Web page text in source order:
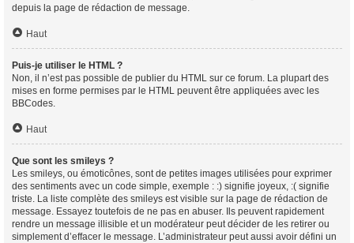
depuis la page de rédaction de message.
Haut
Puis-je utiliser le HTML ?
Non, il n’est pas possible de publier du HTML sur ce forum. La plupart des
mises en forme permises par le HTML peuvent être appliquées avec les
BBCodes.
Haut
Que sont les smileys ?
Les smileys, ou émoticônes, sont de petites images utilisées pour exprimer
des sentiments avec un code simple, exemple : :) signifie joyeux, :( signifie
triste. La liste complète des smileys est visible sur la page de rédaction de
message. Essayez toutefois de ne pas en abuser. Ils peuvent rapidement
rendre un message illisible et un modérateur peut décider de les retirer ou
simplement d’effacer le message. L’administrateur peut aussi avoir défini un